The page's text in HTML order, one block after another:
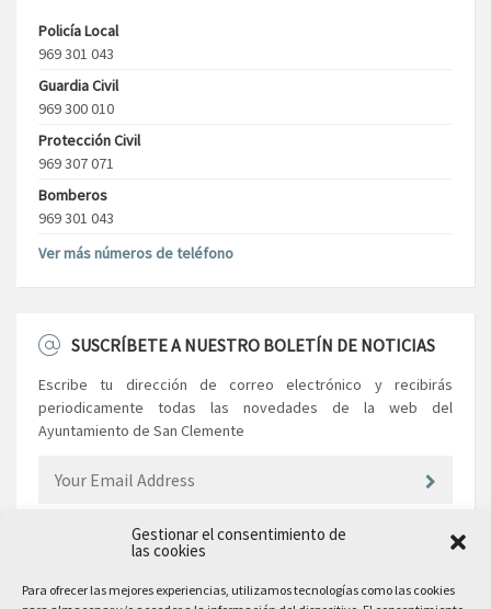
Gestionar el consentimiento de
las cookies
Para ofrecer las mejores experiencias, utilizamos tecnologías como las cookies
Policía Local
969 301 043
Guardia Civil
969 300 010
Protección Civil
969 307 071
Bomberos
969 301 043
Ver más números de teléfono
SUSCRÍBETE A NUESTRO BOLETÍN DE NOTICIAS
Escribe tu dirección de correo electrónico y recibirás
periodicamente todas las novedades de la web del
Ayuntamiento de San Clemente
EL AYUNTAMIENTO